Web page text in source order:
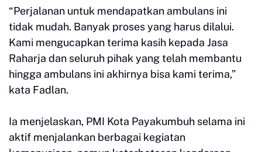
“Perjalanan untuk mendapatkan ambulans ini
tidak mudah. Banyak proses yang harus dilalui.
Kami mengucapkan terima kasih kepada Jasa
Raharja dan seluruh pihak yang telah membantu
hingga ambulans ini akhirnya bisa kami terima,”
kata Fadlan.
Ia menjelaskan, PMI Kota Payakumbuh selama ini
aktif menjalankan berbagai kegiatan